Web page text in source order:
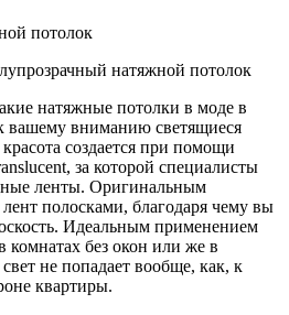
натяжной потолок
натяжные потолки в моде в
вашему вниманию светящиеся
создается при помощи
за которой специалисты
ленты. Оригинальным
полосками, благодаря чему вы
Идеальным применением
комнатах без окон или же в
не попадает вообще, как, к
квартиры.